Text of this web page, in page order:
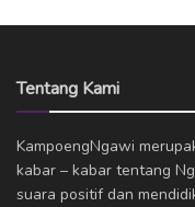
Tentang Kami
KampoengNgawi
kabar – kabar tentang
suara positif dan